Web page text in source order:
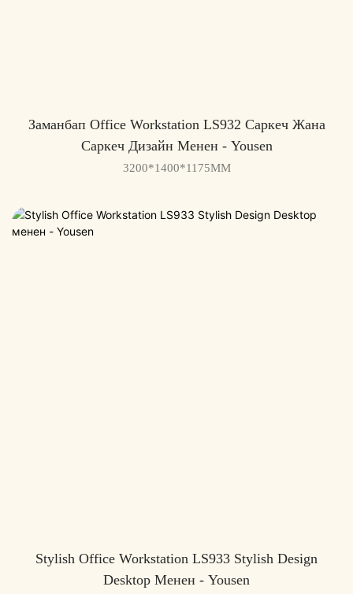
Заманбап Office Workstation LS932 Саркеч Жана
Саркеч Дизайн Менен - ​​Yousen
3200*1400*1175MM
Stylish Office Workstation LS933 Stylish Design
Desktop Менен - ​​Yousen